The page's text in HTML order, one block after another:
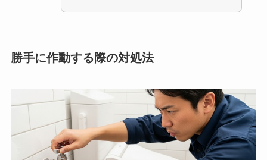
勝手に作動する際の対処法